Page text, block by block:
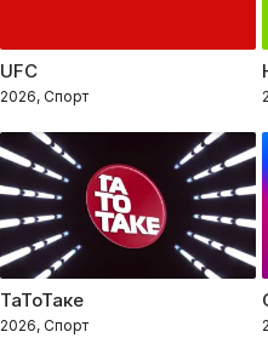
UFC
2026, Спорт
ТаТоТаке
2026, Спорт